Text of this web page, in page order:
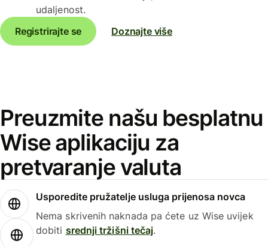
udaljenost.
Registrirajte se
Doznajte više
Preuzmite našu besplatnu
Wise aplikaciju za
pretvaranje valuta
Usporedite pružatelje usluga prijenosa novca
Nema skrivenih naknada pa ćete uz Wise uvijek
dobiti srednji tržišni tečaj.